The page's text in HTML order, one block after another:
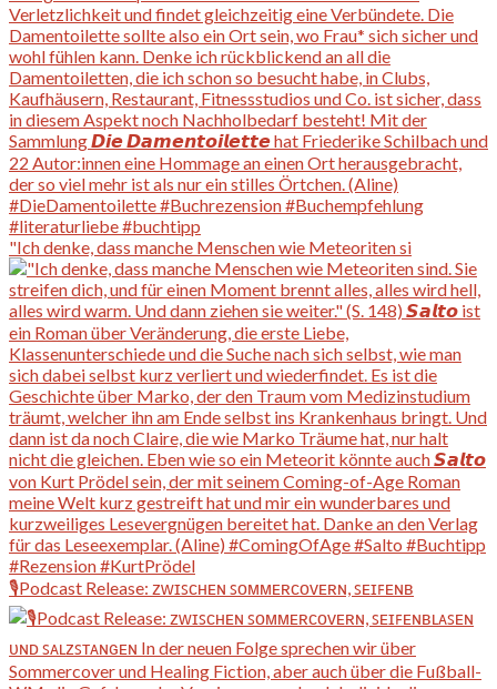
"Ich denke, dass manche Menschen wie Meteoriten si
🎙️Podcast Release: ᴢᴡɪꜱᴄʜᴇɴ ꜱᴏᴍᴍᴇʀᴄᴏᴠᴇʀɴ, ꜱᴇɪꜰᴇɴʙ